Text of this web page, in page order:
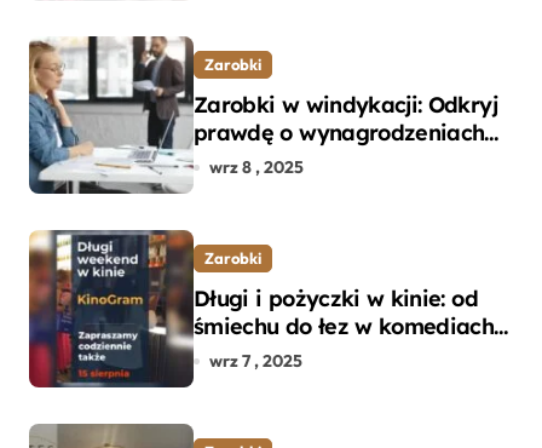
Zarobki
Zarobki w windykacji: Odkryj
prawdę o wynagrodzeniach
specjalistów w branży
wrz 8 , 2025
Zarobki
Długi i pożyczki w kinie: od
śmiechu do łez w komediach i
dramatach
wrz 7 , 2025